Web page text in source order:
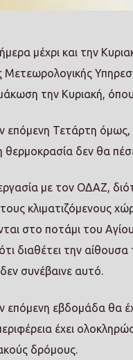
μέχρι και την
Μετεωρολογικής
την Κυριακή,
επόμενη Τετάρτη όμως,
θερμοκρασία δεν θα
με τον ΟΔΑΖ,
κλιματιζόμενους
στο ποτάμι του
διαθέτει την
συνέβαινε αυτό.
επόμενη εβδομάδα θα
έχει
δρόμους.